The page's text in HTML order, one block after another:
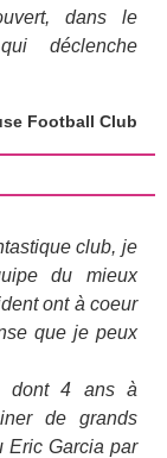
dans le
déclenche
Football Club
club, je
du mieux
ont à coeur
que je peux
dont 4 ans à
de grands
Eric Garcia par